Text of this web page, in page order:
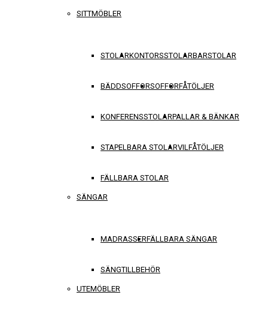
SITTMÖBLER
STOLARKONTORSSTOLARBARSTOLAR
BÄDDSOFFORSOFFORFÅTÖLJER
KONFERENSSTOLARPALLAR & BÄNKAR
STAPELBARA STOLARVILFÅTÖLJER
FÄLLBARA STOLAR
SÄNGAR
MADRASSERFÄLLBARA SÄNGAR
SÄNGTILLBEHÖR
UTEMÖBLER